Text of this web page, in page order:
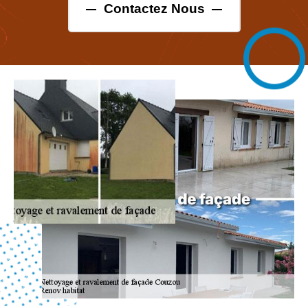
Contactez Nous